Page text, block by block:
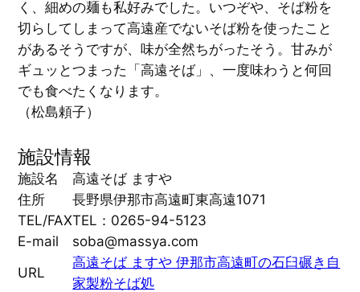
く、細めの麺も私好みでした。いつぞや、そば粉を
切らしてしまって高遠産でないそば粉を使ったこと
があるそうですが、味が全然ちがったそう。甘みが
ギュッとつまった「高遠そば」、一度味わうと何回
でも食べたくなります。
（松島頼子）
施設情報
施設名
高遠そば ますや
住所
長野県伊那市高遠町東高遠1071
TEL/FAXTEL：0265-94-5123
E-mail
soba@massya.com
URL
高遠そば ますや 伊那市高遠町の石臼碾き自
家製粉そば処